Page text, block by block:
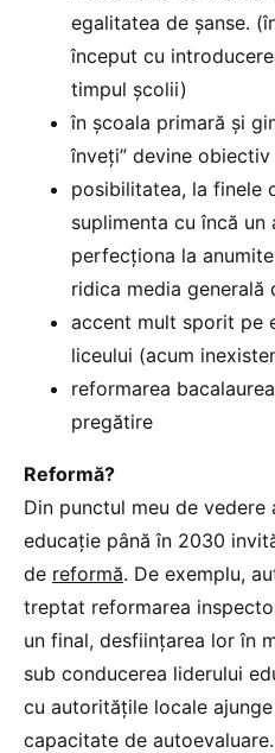
egalitatea de șanse.
început cu
timpul școlii)
în școala primară și
înveți” devine
posibilitatea, la finele
suplimenta cu încă
perfecționa la
ridica media generală
accent mult sporit pe
liceului (acum
reformarea
pregătire
Reformă?
Din punctul meu de vedere
educație până în 2030
de reformă. De exemplu,
treptat reformarea
un final, desființarea lor în
sub conducerea liderului
cu autoritățile locale
capacitate de